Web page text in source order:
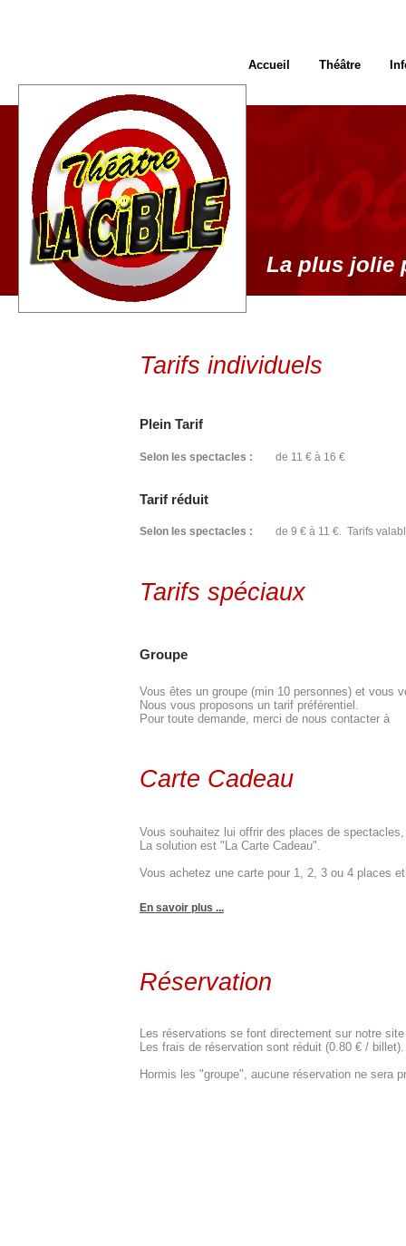
Tarifs individuels
Plein Tarif
Selon les spectacles : de 11 € à 16 €
Tarif réduit
Selon les spectacles : de 9 € à 11 €. Tarifs
Tarifs spéciaux
Groupe
La plus jolie
Accueil Théâtre
Vous êtes un groupe (min 10 personnes) et vous
Nous vous proposons un tarif préférentiel.
Pour toute demande, merci de nous contacter à
Vous souhaitez lui offrir des places de
La solution est "La Carte Cadeau".
Vous achetez une carte pour 1, 2, 3 ou 4 places
Carte Cadeau
En savoir plus ...
Réservation
Les réservations se font directement sur notre
Les frais de réservation sont réduit (0.80 € / billet).
Hormis les "groupe", aucune réservation ne sera